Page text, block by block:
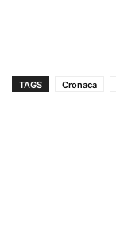
TAGS Cronaca